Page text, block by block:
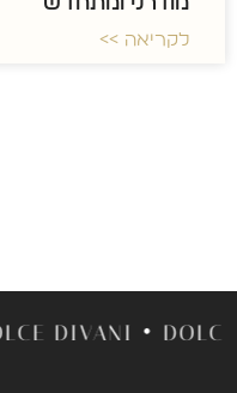
לקריאה >>
• DOLCE